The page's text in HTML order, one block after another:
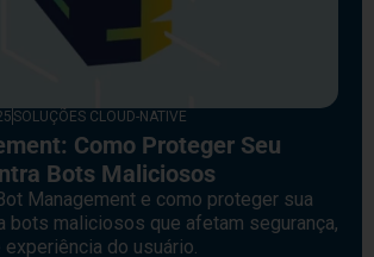
SOLUÇÕES CLOUD-NATIVE
Como Proteger Seu
Bots Maliciosos
Management e como proteger sua
bots maliciosos que afetam segurança,
do usuário.